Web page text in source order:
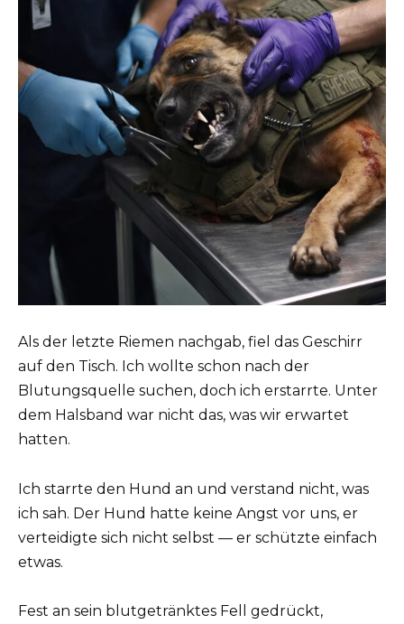
Als der letzte Riemen nachgab, fiel das Geschirr
auf den Tisch. Ich wollte schon nach der
Blutungsquelle suchen, doch ich erstarrte. Unter
dem Halsband war nicht das, was wir erwartet
hatten.
Ich starrte den Hund an und verstand nicht, was
ich sah. Der Hund hatte keine Angst vor uns, er
verteidigte sich nicht selbst — er schützte einfach
etwas.
Fest an sein blutgetränktes Fell gedrückt,